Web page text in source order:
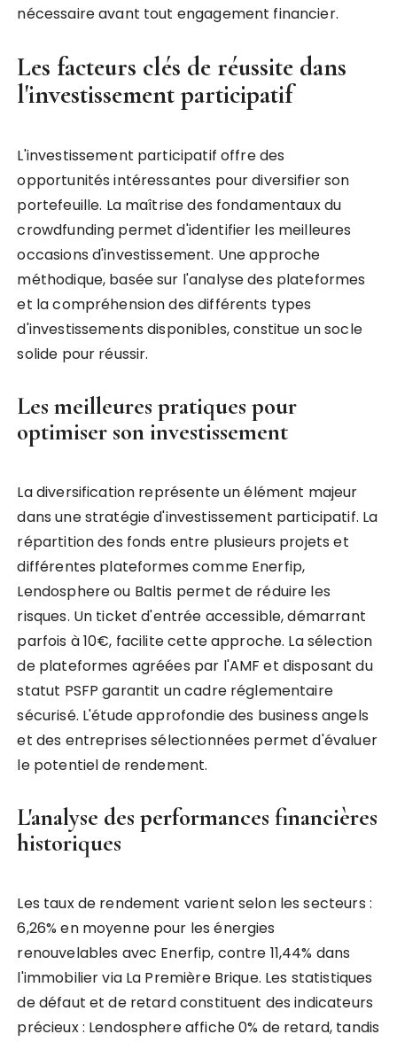
nécessaire avant tout engagement financier.
Les facteurs clés de réussite dans
l'investissement participatif
L'investissement participatif offre des
opportunités intéressantes pour diversifier son
portefeuille. La maîtrise des fondamentaux du
crowdfunding permet d'identifier les meilleures
occasions d'investissement. Une approche
méthodique, basée sur l'analyse des plateformes
et la compréhension des différents types
d'investissements disponibles, constitue un socle
solide pour réussir.
Les meilleures pratiques pour
optimiser son investissement
La diversification représente un élément majeur
dans une stratégie d'investissement participatif. La
répartition des fonds entre plusieurs projets et
différentes plateformes comme Enerfip,
Lendosphere ou Baltis permet de réduire les
risques. Un ticket d'entrée accessible, démarrant
parfois à 10€, facilite cette approche. La sélection
de plateformes agréées par l'AMF et disposant du
statut PSFP garantit un cadre réglementaire
sécurisé. L'étude approfondie des business angels
et des entreprises sélectionnées permet d'évaluer
le potentiel de rendement.
L'analyse des performances financières
historiques
Les taux de rendement varient selon les secteurs :
6,26% en moyenne pour les énergies
renouvelables avec Enerfip, contre 11,44% dans
l'immobilier via La Première Brique. Les statistiques
de défaut et de retard constituent des indicateurs
précieux : Lendosphere affiche 0% de retard, tandis